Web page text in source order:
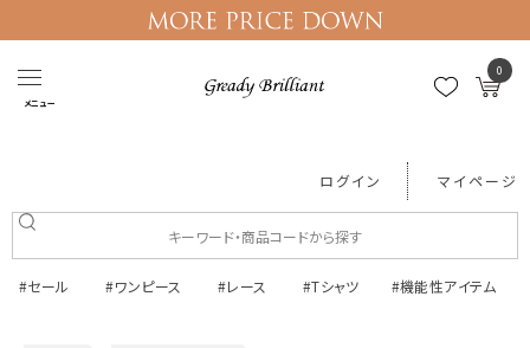
メニュー
0
ログイン マイページ
#セール #ワンピース #レース #Tシャツ #機能性アイテム